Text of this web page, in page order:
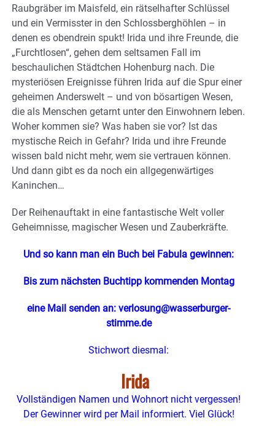
Raubgräber im Maisfeld, ein rätselhafter Schlüssel
und ein Vermisster in den Schlossberghöhlen – in
denen es obendrein spukt! Irida und ihre Freunde, die
„Furchtlosen“, gehen dem seltsamen Fall im
beschaulichen Städtchen Hohenburg nach. Die
mysteriösen Ereignisse führen Irida auf die Spur einer
geheimen Anderswelt – und von bösartigen Wesen,
die als Menschen getarnt unter den Einwohnern leben.
Woher kommen sie? Was haben sie vor? Ist das
mystische Reich in Gefahr? Irida und ihre Freunde
wissen bald nicht mehr, wem sie vertrauen können.
Und dann gibt es da noch ein allgegenwärtiges
Kaninchen…
Der Reihenauftakt in eine fantastische Welt voller
Geheimnisse, magischer Wesen und Zauberkräfte.
Und so kann man ein Buch bei Fabula gewinnen:
Bis zum nächsten Buchtipp kommenden Montag
eine Mail senden an: verlosung@wasserburger-
stimme.de
Stichwort diesmal:
Irida
Vollständigen Namen und Wohnort nicht vergessen!
Der Gewinner wird per Mail informiert. Viel Glück!